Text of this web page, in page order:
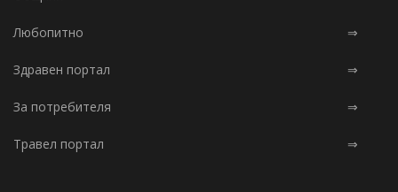
Любопитно ⇒
Здравен портал ⇒
За потребителя ⇒
Травел портал ⇒